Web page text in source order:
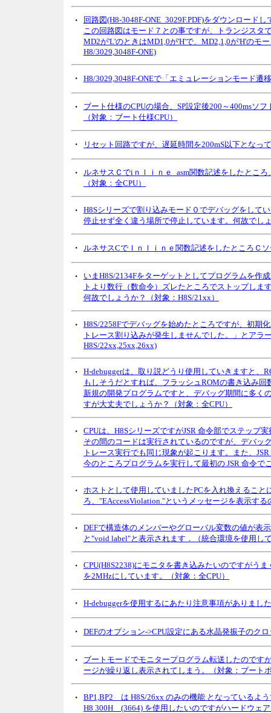
・
回路図(H8-3048F-ONE_3029F.PDF)をダウンロード
この回路図はモード７との事ですが、トランジスタ
MD2が'L'のときはMD1,0が'H'で、MD2,1,0が'H'のモ
H8/3029,3048F-ONE)
・ H8/3029,3048F-ONEで「エミュレーションモード遷
・
ブート仕様のCPUの場合、SP設定後200～400msソ
（対象：ブート仕様CPU）
・ リセット回路ですが、遅延時間を200mS以下となっ
・
ルネサスＣでiｎｌｉｎｅ_asm関数記述をしたとこ
（対象：全CPU）
・
H8Sシリーズで割り込みモード０でデバッグをして
停止せず全く違う場所で停止しています。何故でし
・ ルネサスCでＩｎｌｉｎｅ関数記述をしたところＣ
・
いまH8S/2134Fをターゲットとしてプログラムを作
トより数行（数命令）ズレたところでストップし
何故でしょうか？（対象：H8S/21xx）
・
H8S/2258Fでデバッグを始めたところですが、初期
トレース割り込みが発生しませんでした。」とア
H8S/22xx,25xx,26xx)
・
H-debuggerは、取り説どうり使用していきますと、
もしそうだとすれば、フラッシュROMの書き込み
新規の開発プログラムですと、デバッグ期間に多く
すが大丈夫でしょうか？（対象：全CPU）
・
CPUは、H8SシリーズですがJSR 命令部でステップ
その間のコードは実行されているのですが、デバッ
トレース実行でも同じ現象が起こります。また、
今のところプログラムを実行して最初の JSR 命令
・
ホストとして使用していましたPCを入れ換えるこ
ろ、"EAccessViolation."というメッセージを表示す
・
DEFで構造体のメンバーやグローバル変数の値が表
と"void label"と表示されます．（統合環境を使用し
・
CPU(H8S2238)にモニタを書き込みたいのですがう
を2MHzにしています。（対象：全CPU）
・ H-debuggerを使用するにあたり注意事項がありまし
・ DEFのオプション->CPU設定にある水晶発振子のク
・
ブートモードでモニタープログラム転送したのです
ージが繰り返し表示されてしまう。（対象：ブート
・
BP1,BP2 は H8S/26xx のみの機能 となっているよ
H8 300H (3664) を使用したいのですがハードウェ